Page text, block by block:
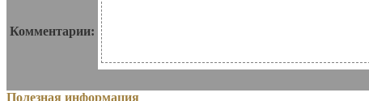
Комментарии:
Полезная информация